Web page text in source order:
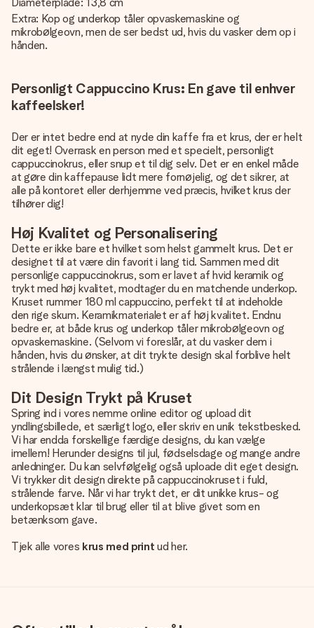
Extra: Kop og underkop tåler opvaskemaskine og
mikrobølgeovn, men de ser bedst ud, hvis du vasker dem op i
hånden.
Personligt Cappuccino Krus: En gave til enhver
kaffeelsker!
Der er intet bedre end at nyde din kaffe fra et krus, der er helt
dit eget! Overrask en person med et specielt, personligt
cappuccinokrus, eller snup et til dig selv. Det er en enkel måde
at gøre din kaffepause lidt mere fornøjelig, og det sikrer, at
alle på kontoret eller derhjemme ved præcis, hvilket krus der
tilhører dig!
Høj Kvalitet og Personalisering
Dette er ikke bare et hvilket som helst gammelt krus. Det er
designet til at være din favorit i lang tid. Sammen med dit
personlige cappuccinokrus, som er lavet af hvid keramik og
trykt med høj kvalitet, modtager du en matchende underkop.
Kruset rummer 180 ml cappuccino, perfekt til at indeholde
den rige skum. Keramikmaterialet er af høj kvalitet. Endnu
bedre er, at både krus og underkop tåler mikrobølgeovn og
opvaskemaskine. (Selvom vi foreslår, at du vasker dem i
hånden, hvis du ønsker, at dit trykte design skal forblive helt
strålende i længst mulig tid.)
Dit Design Trykt på Kruset
Spring ind i vores nemme online editor og upload dit
yndlingsbillede, et særligt logo, eller skriv en unik tekstbesked.
Vi har endda forskellige færdige designs, du kan vælge
imellem! Herunder designs til jul, fødselsdage og mange andre
anledninger. Du kan selvfølgelig også uploade dit eget design.
Vi trykker dit design direkte på cappuccinokruset i fuld,
strålende farve. Når vi har trykt det, er dit unikke krus- og
underkopsæt klar til brug eller til at blive givet som en
betænksom gave.
Tjek alle vores krus med print ud her.